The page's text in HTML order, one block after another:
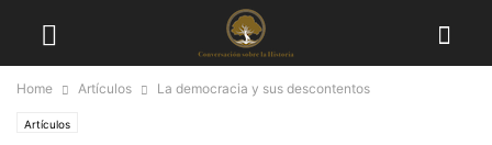
Home Artículos La democracia y sus descontentos
Artículos